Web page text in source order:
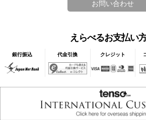
えらべるお支払い
銀行振込 代金引換 クレジット